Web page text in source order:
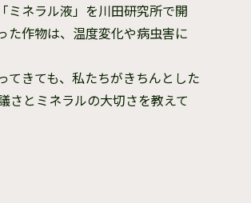
ミネラル液」を川田研究所で開
た作物は、温度変化や病虫害に
てきても、私たちがきちんとした
さとミネラルの大切さを教えて